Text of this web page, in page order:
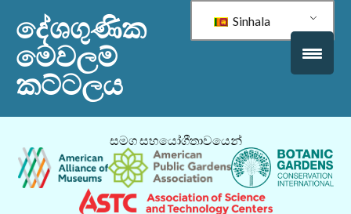
දේශගුණික
මෙවලම්
කට්ටලය
Sinhala
සමග සහයෝගීතාවයෙන්